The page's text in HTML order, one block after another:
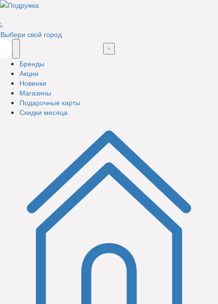
Выбери свой город
Бренды
Акции
Новинки
Магазины
Подарочные карты
Скидки месяца